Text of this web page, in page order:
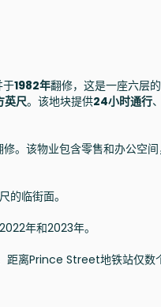
于1982年翻修，这是一座六层
英尺。该地块提供24小时通行
。该物业包含零售和办公空
临街面。
年和2023年。
离Prince Street地铁站仅数